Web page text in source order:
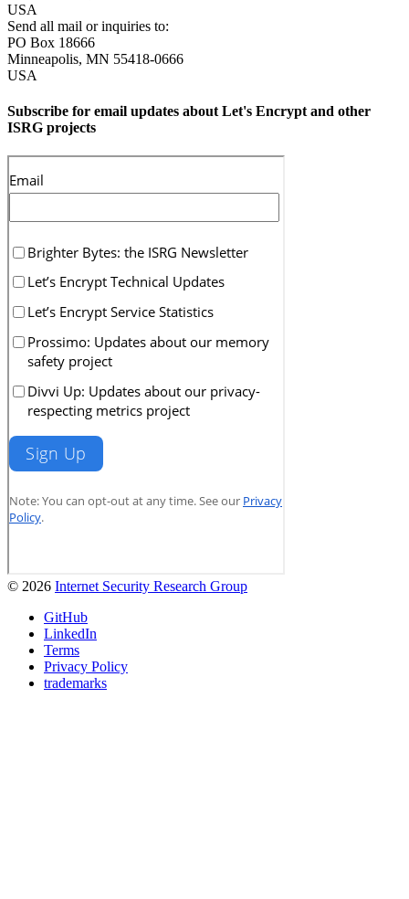
USA
Send all mail or inquiries to:
PO Box 18666
Minneapolis, MN 55418-0666
USA
Subscribe for email updates about Let's Encrypt and other
ISRG projects
© 2026 Internet Security Research Group
GitHub
LinkedIn
Terms
Privacy Policy
trademarks